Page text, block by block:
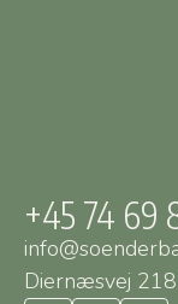
+45 74 69
Diernæsvej